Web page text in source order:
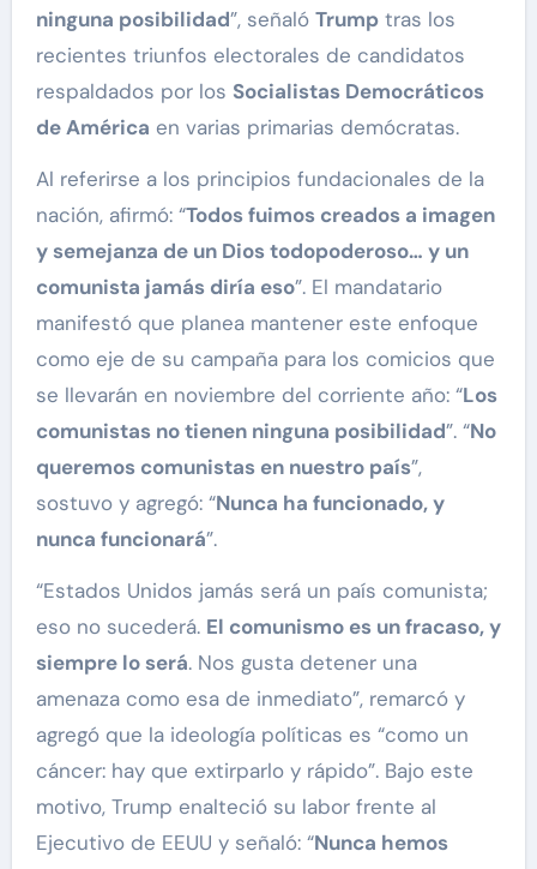
ninguna posibilidad”, señaló Trumptras los
recientes triunfos electorales de candidatos
respaldados por los Socialistas Democráticos
de América en varias primarias demócratas.
Al referirse a los principios fundacionales de la
nación, afirmó: “Todos fuimos creados a imagen
y semejanza de un Dios todopoderoso… y un
comunista jamás diría eso”. El mandatario
manifestó que planea mantener este enfoque
como eje de su campaña para los comicios que
se llevarán en noviembre del corriente año: “Los
comunistas no tienen ninguna posibilidad”. “No
queremos comunistas en nuestro país”,
sostuvo y agregó: “Nunca ha funcionado, y
nunca funcionará”.
“Estados Unidos jamás será un país comunista;
eso no sucederá. El comunismo es un fracaso, y
siempre lo será. Nos gusta detener una
amenaza como esa de inmediato”, remarcó y
agregó que la ideología políticas es “como un
cáncer: hay que extirparlo y rápido”. Bajo este
motivo, Trump enalteció su labor frente al
Ejecutivo de EEUU y señaló: “Nunca hemos